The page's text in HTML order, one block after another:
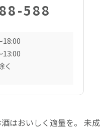
588
18:00
13:00
く
はおいしく適量を。 未